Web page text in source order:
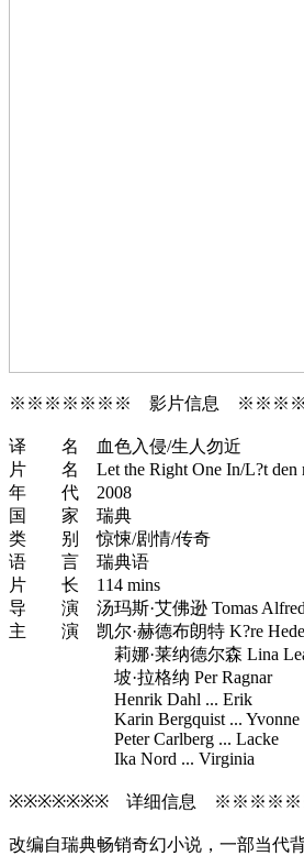
※※※※※※※ 影片信息
译 名 血色入侵/生人勿近
片 名 Let the Right One In/L?t den
年 代 2008
国 家 瑞典
类 别 惊悚/剧情/传奇
语 言 瑞典语
片 长 114 mins
导 演 汤玛斯·艾佛逊 Tomas
主 演 凯尔·赫德布朗特 K?re
莉娜·莱纳德尔森 Lina
坡·拉格纳 Per Ragnar
Henrik Dahl ... Erik
Karin Bergquist ... Yvonne
Peter Carlberg ... Lacke
Ika Nord ... Virginia
※※※※※※※ 详细信息
改编自瑞典畅销奇幻小说，一部当代